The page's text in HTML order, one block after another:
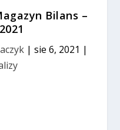
Bilans –
| sie 6, 2021 |